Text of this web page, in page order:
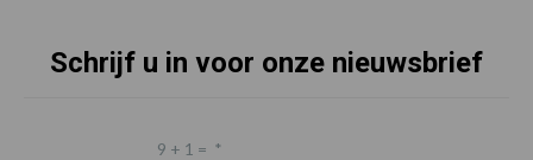
Schrijf u in voor onze nieuwsbrief
9 + 1 = *